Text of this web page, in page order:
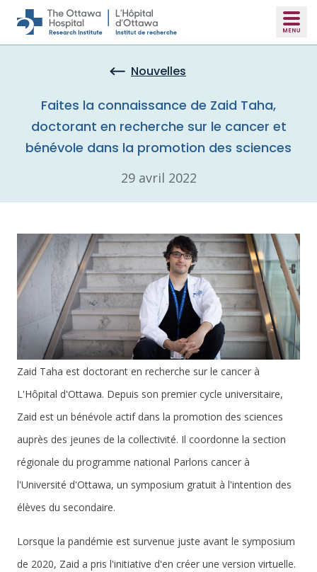
Skip to main content
Nouvelles
Faites la connaissance de Zaid Taha,
doctorant en recherche sur le cancer et
bénévole dans la promotion des sciences
29 avril 2022
Zaid Taha est doctorant en recherche sur le cancer à
L'Hôpital d'Ottawa. Depuis son premier cycle universitaire,
Zaid est un bénévole actif dans la promotion des sciences
auprès des jeunes de la collectivité. Il coordonne la section
régionale du programme national Parlons cancer à
l'Université d'Ottawa, un symposium gratuit à l'intention des
élèves du secondaire.
Lorsque la pandémie est survenue juste avant le symposium
de 2020, Zaid a pris l'initiative d'en créer une version virtuelle.